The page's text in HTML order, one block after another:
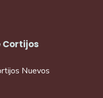
Cortijos
Nuevos